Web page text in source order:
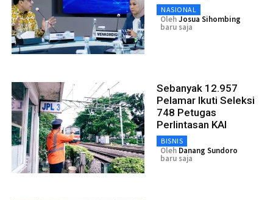
NASIONAL
OlehJosua Sihombing
baru saja
Sebanyak 12.957
Pelamar Ikuti Seleksi
748 Petugas
Perlintasan KAI
BISNIS
Oleh Danang Sundoro
baru saja